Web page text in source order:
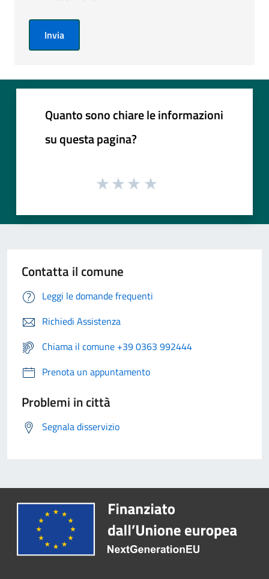
Invia
Quanto sono chiare le informazioni
su questa pagina?
Contatta il comune
Leggi le domande frequenti
Richiedi Assistenza
Chiama il comune +39 0363 992444
Prenota un appuntamento
Problemi in città
Segnala disservizio